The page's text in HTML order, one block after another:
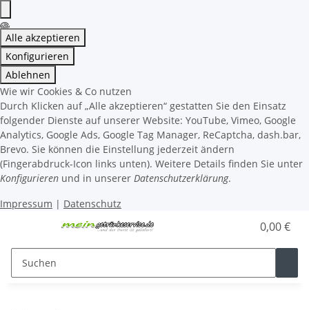
Alle akzeptieren
Konfigurieren
Ablehnen
Wie wir Cookies & Co nutzen
Durch Klicken auf „Alle akzeptieren“ gestatten Sie den Einsatz
folgender Dienste auf unserer Website: YouTube, Vimeo, Google
Analytics, Google Ads, Google Tag Manager, ReCaptcha, dash.bar,
Brevo. Sie können die Einstellung jederzeit ändern
(Fingerabdruck-Icon links unten). Weitere Details finden Sie unter
Konfigurieren und in unserer Datenschutzerklärung.
Impressum | Datenschutz
0,00 €